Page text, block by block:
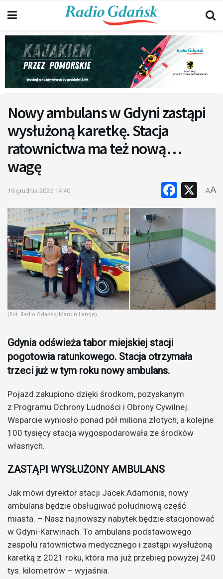
Nowy ambulans w Gdyni zastąpi
wysłużoną karetkę. Stacja
ratownictwa ma też nową…
wagę
19 grudnia 2025 14:40 X
AA
(Fot. Radio Gdańsk/Marcin Lange)
Gdynia odświeża tabor miejskiej stacji
pogotowia ratunkowego. Stacja otrzymała
trzeci już w tym roku nowy ambulans.
Pojazd zakupiono dzięki środkom, pozyskanym
z Programu Ochrony Ludności i Obrony Cywilnej.
Wsparcie wyniosło ponad pół miliona złotych, a kolejne
100 tysięcy stacja wygospodarowała ze środków
własnych.
ZASTĄPI WYSŁUŻONY AMBULANS
Jak mówi dyrektor stacji Jacek Adamonis, nowy
ambulans będzie obsługiwać południową część
miasta. – Nasz najnowszy nabytek będzie stacjonować
w Gdyni-Karwinach. To ambulans podstawowego
zespołu ratownictwa medycznego i zastąpi wysłużoną
karetką z 2021 roku, która ma już przebieg powyżej 240
tys. kilometrów – wyjaśnia.